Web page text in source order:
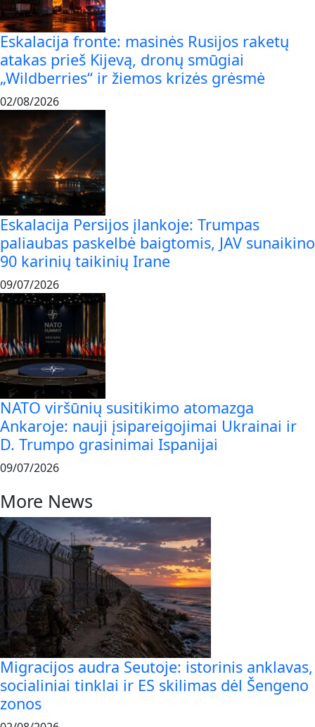
Eskalacija fronte: masinės Rusijos raketų
atakas prieš Kijevą, dronų smūgiai
„Wildberries“ ir žiemos krizės grėsmė
02/08/2026
Eskalacija Persijos įlankoje: Trumpas
paliaubas paskelbė baigtomis, JAV sunaikino
90 karinių taikinių Irane
09/07/2026
NATO viršūnių susitikimo atomazga
Ankaroje: nauji įsipareigojimai Ukrainai ir
D. Trumpo grasinimai Ispanijai
09/07/2026
More News
Migracijos audra Seutoje: istorinis anklavas,
socialiniai tinklai ir ES skilimas dėl Šengeno
zonos